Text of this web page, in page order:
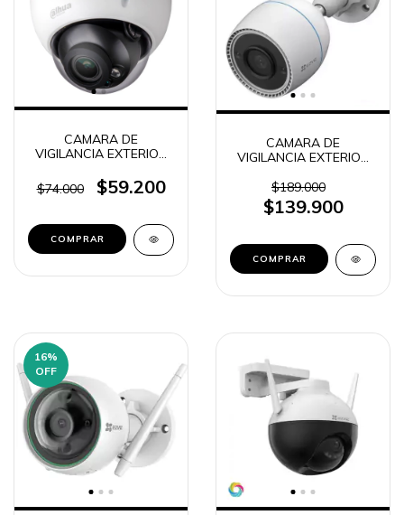
CAMARA DE
VIGILANCIA EXTERIOR
DH-HAC-D3A21P-VF
$74.000 $59.200
CAMARA DE
VIGILANCIA EXTERIOR
1080P EZVIZ C3TN
$189.000
$139.900
16%
OFF